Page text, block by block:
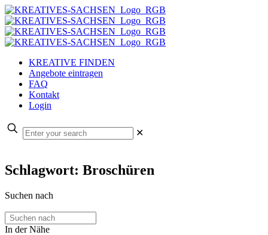
KREATIVE FINDEN
Angebote eintragen
FAQ
Kontakt
Login
✕
Schlagwort: Broschüren
Suchen nach
In der Nähe